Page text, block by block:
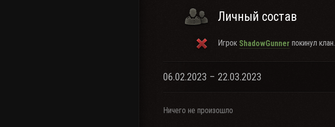
Личный состав
Игрок ShadowGunner покинул клан.
06.02.2023 – 22.03.2023
Ничего не произошло